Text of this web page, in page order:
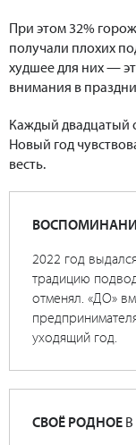
При этом 32%
получали плохих
худшее для них —
внимания в
Каждый двадцатый
Новый год
весть.
2022 год
традицию
отменял. «ДО»
уходящий год.
СВОЁ РОДНОЕ